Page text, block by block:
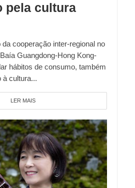
pela cultura
cooperação inter-regional no
Guangdong-Hong Kong-
hábitos de consumo, também
à cultura...
LER MAIS